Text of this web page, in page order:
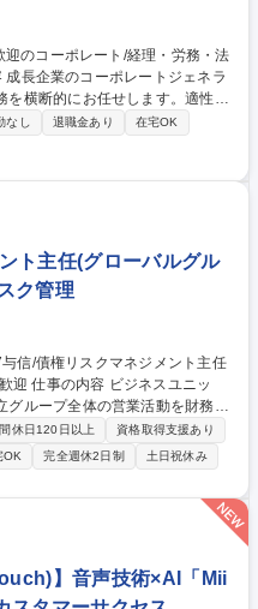
を横断的にお任せします。適性に
の基礎実務からスタートし、徐々
務：経費精算、仕訳入力、契約
：入退社手続きサポート、勤怠
クト：2026年冬想定のオフィス
・社労士・弁護士とも連携しな
職種 未経験歓迎
万～/リモート可
なし 退職金あり
在宅OK
ト主任(グローバルグル
ク管理
ユニッ
グループ全体の営業活動を財務面
いただく方には、グローバル拠
管理グ
(1)日立グループ内与信/債権保全
拡大に伴う中長期的な体制強化に
めを目指した制度設計や管理体
理経験も歓迎
休日120日以上
資格取得支援あり
OK 完全週休2日制
土日祝休み
】音声技術×AI「Mii